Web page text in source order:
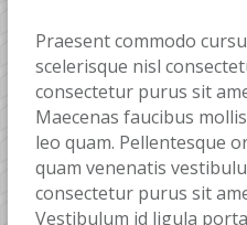
Praesent commodo
scelerisque nisl
consectetur purus sit
Maecenas faucibus
leo quam. Pellentesque
quam venenatis
consectetur purus sit
Vestibulum id ligula